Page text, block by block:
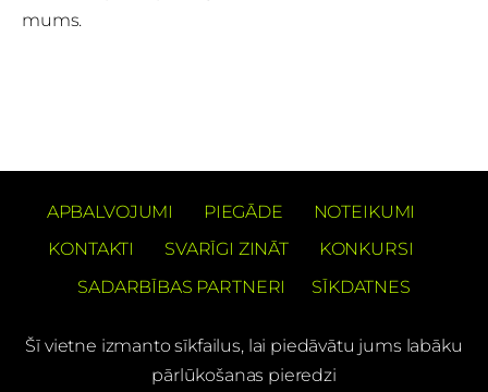
mums.
APBALVOJUMI PIEGĀDE
NOTEIKUMI
KONTAKTI
SVARĪGI ZINĀT
KONKURSI
SADARBĪBAS PARTNERI
SĪKDATNES
Šī vietne izmanto sīkfailus, lai piedāvātu jums labāku
pārlūkošanas pieredzi